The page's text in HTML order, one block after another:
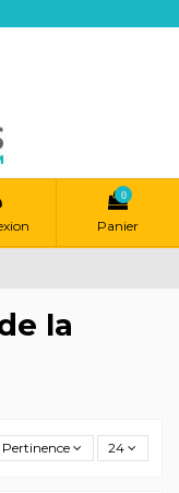
0
Panier
la
Pertinence 24